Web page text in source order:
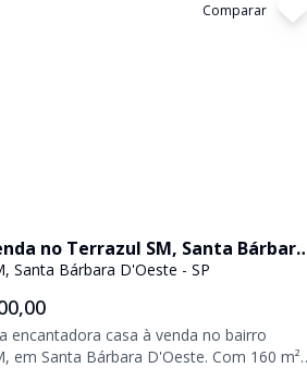
Comparar
no Terrazul SM, Santa Bárbara
Santa Bárbara D'Oeste - SP
encantadora casa à venda no bairro
em Santa Bárbara D'Oeste. Com 160 m²